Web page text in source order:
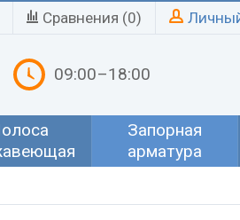
Сравнения (0)
09:00–18:00
Запорная
арматура